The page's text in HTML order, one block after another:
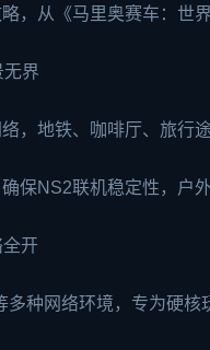
，从《马里奥赛车：世
界
，地铁、咖啡厅、旅行
保NS2联机稳定性，户外
开
种网络环境，专为硬核